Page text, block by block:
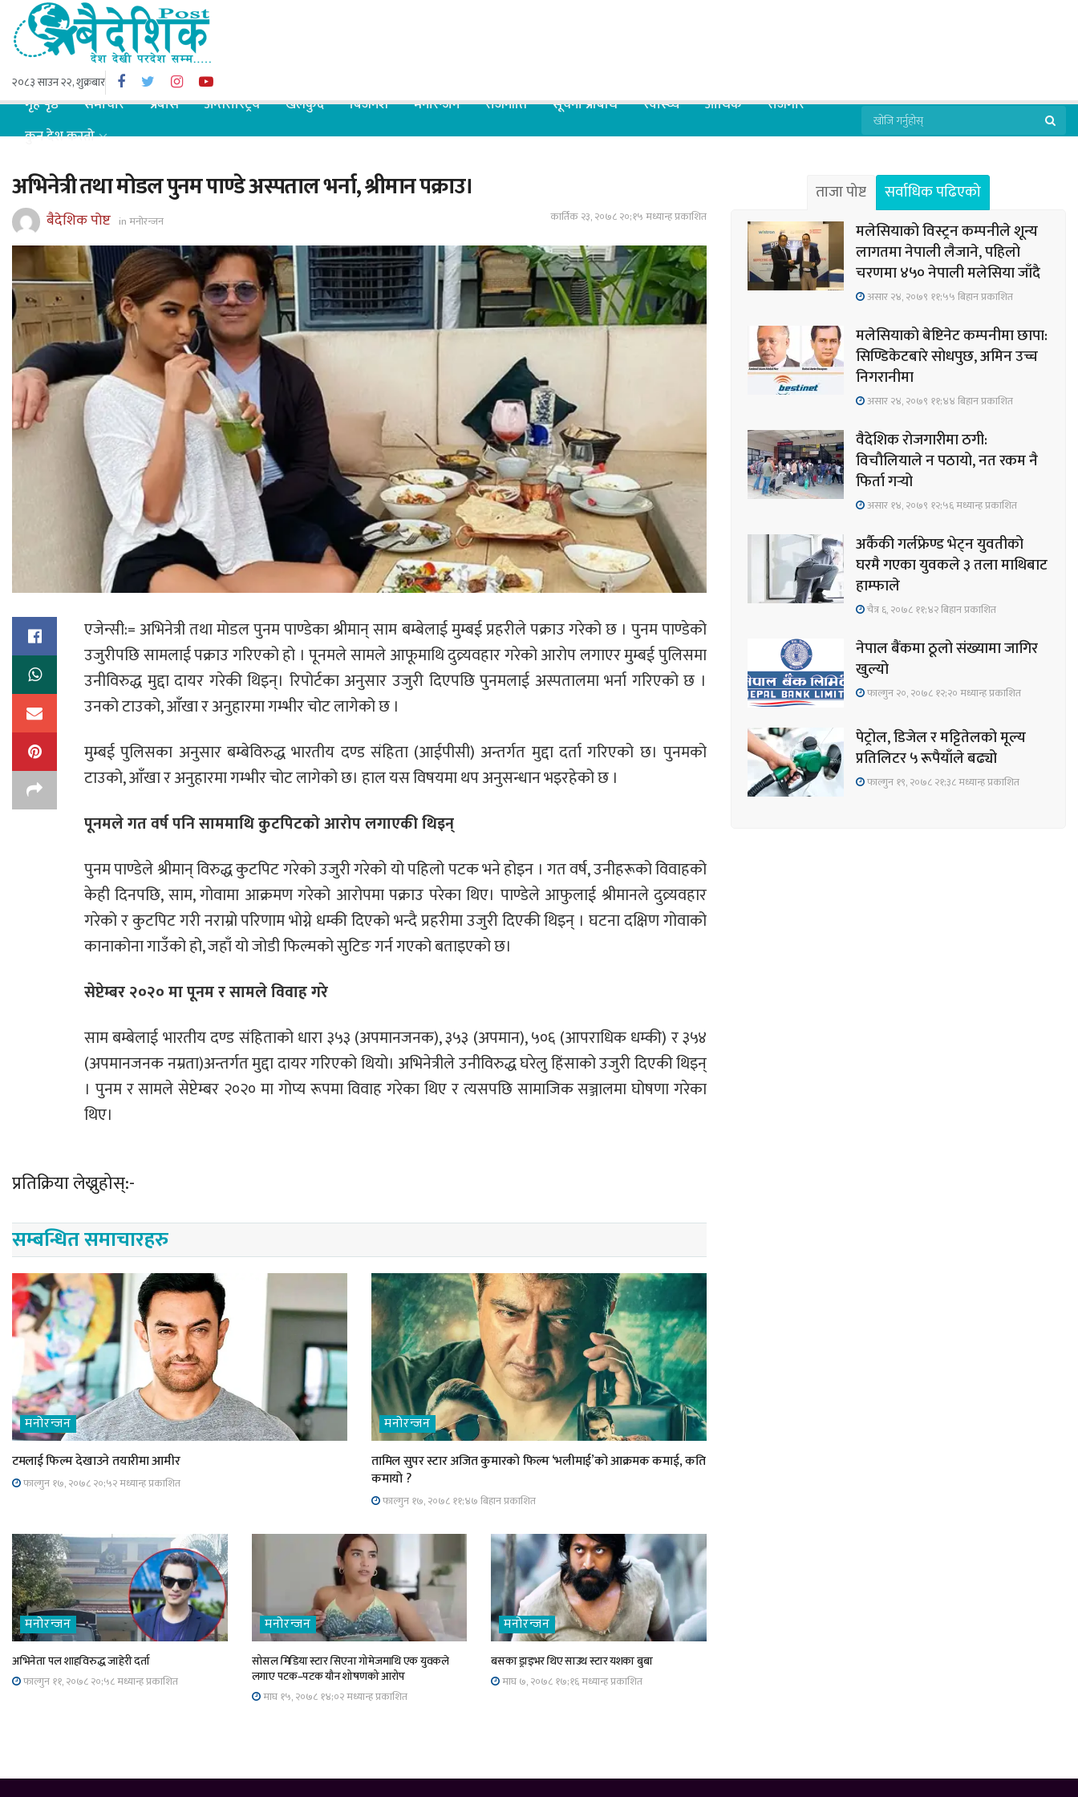
२०८३ साउन २२, शुक्रबार
गृह पृष्ठ समाचार प्रबास अन्तरास्ट्रिय खेलकुद बिजनेश मनोरन्जन राजनीति सूचना प्रबिधि स्वास्थ्य आर्थिक
रोजगार
कुन देश कस्तो
अभिनेत्री तथा मोडल पुनम पाण्डे अस्पताल भर्ना, श्रीमान पक्राउ।
बैदेशिक पोष्ट inमनोरन्जन कार्तिक २३, २०७८ २०;१५ मध्यान्ह प्रकाशित
एजेन्सी:= अभिनेत्री तथा मोडल पुनम पाण्डेका श्रीमान् साम बम्बेलाई मुम्बई प्रहरीले पक्राउ गरेको छ । पुनम पाण्डेको
उजुरीपछि सामलाई पक्राउ गरिएको हो । पूनमले सामले आफूमाथि दुव्र्यवहार गरेको आरोप लगाएर मुम्बई पुलिसमा
उनीविरुद्ध मुद्दा दायर गरेकी थिइन्। रिपोर्टका अनुसार उजुरी दिएपछि पुनमलाई अस्पतालमा भर्ना गरिएको छ ।
उनको टाउको, आँखा र अनुहारमा गम्भीर चोट लागेको छ ।
मुम्बई पुलिसका अनुसार बम्बेविरुद्ध भारतीय दण्ड संहिता (आईपीसी) अन्तर्गत मुद्दा दर्ता गरिएको छ। पुनमको
टाउको, आँखा र अनुहारमा गम्भीर चोट लागेको छ। हाल यस विषयमा थप अनुसन्धान भइरहेको छ ।
पूनमले गत वर्ष पनि साममाथि कुटपिटको आरोप लगाएकी थिइन्
पुनम पाण्डेले श्रीमान् विरुद्ध कुटपिट गरेको उजुरी गरेको यो पहिलो पटक भने होइन । गत वर्ष, उनीहरूको विवाहको
केही दिनपछि, साम, गोवामा आक्रमण गरेको आरोपमा पक्राउ परेका थिए। पाण्डेले आफुलाई श्रीमानले दुव्र्यवहार
गरेको र कुटपिट गरी नराम्रो परिणाम भोग्ने धम्की दिएको भन्दै प्रहरीमा उजुरी दिएकी थिइन् । घटना दक्षिण गोवाको
कानाकोना गाउँको हो, जहाँ यो जोडी फिल्मको सुटिङ गर्न गएको बताइएको छ।
सेप्टेम्बर २०२० मा पूनम र सामले विवाह गरे
साम बम्बेलाई भारतीय दण्ड संहिताको धारा ३५३ (अपमानजनक), ३५३ (अपमान), ५०६ (आपराधिक धम्की) र ३५४
(अपमानजनक नम्रता)अन्तर्गत मुद्दा दायर गरिएको थियो। अभिनेत्रीले उनीविरुद्ध घरेलु हिंसाको उजुरी दिएकी थिइन्
। पुनम र सामले सेप्टेम्बर २०२० मा गोप्य रूपमा विवाह गरेका थिए र त्यसपछि सामाजिक सञ्जालमा घोषणा गरेका
थिए।
प्रतिक्रिया लेख्नुहोस्:-
सम्बन्धित समाचारहरु
मनोरन्जन
टमलाई फिल्म देखाउने तयारीमा आमीर
फाल्गुन १७, २०७८ २०;५२ मध्यान्ह प्रकाशित
मनोरन्जन
तामिल सुपर स्टार अजित कुमारको फिल्म ‘भलीमाई’को आक्रमक कमाई, कति
कमायो ?
फाल्गुन १७, २०७८ ११;४७ बिहान प्रकाशित
मनोरन्जन
अभिनेता पल शाहविरुद्ध जाहेरी दर्ता
फाल्गुन ११, २०७८ २०;५८ मध्यान्ह प्रकाशित
मनोरन्जन
सोसल मिडिया स्टार सिएना गोमेजमाथि एक युवकले
लगाए पटक–पटक यौन शोषणको आरोप
माघ १५, २०७८ १४;०२ मध्यान्ह प्रकाशित
मनोरन्जन
बसका ड्राइभर थिए साउथ स्टार यशका बुबा
माघ ७, २०७८ १७;१६ मध्यान्ह प्रकाशित
ताजा पोष्ट
सर्वाधिक पढिएको
मलेसियाको विस्ट्रन कम्पनीले शून्य
लागतमा नेपाली लैजाने, पहिलो
चरणमा ४५० नेपाली मलेसिया जाँदै
असार २४, २०७९ ११;५५ बिहान प्रकाशित
मलेसियाको बेष्टिनेट कम्पनीमा छापा:
सिण्डिकेटबारे सोधपुछ, अमिन उच्च
निगरानीमा
असार २४, २०७९ ११;४४ बिहान प्रकाशित
वैदेशिक रोजगारीमा ठगी:
विचौलियाले न पठायो, नत रकम नै
फिर्ता गर्‍यो
असार १४, २०७९ १२;५६ मध्यान्ह प्रकाशित
अर्कैकी गर्लफ्रेण्ड भेट्न युवतीको
घरमै गएका युवकले ३ तला माथिबाट
हाम्फाले
चैत्र ६, २०७८ ११;४२ बिहान प्रकाशित
नेपाल बैंकमा ठूलो संख्यामा जागिर
खुल्यो
फाल्गुन २०, २०७८ १२;२० मध्यान्ह प्रकाशित
पेट्रोल, डिजेल र मट्टितेलको मूल्य
प्रतिलिटर ५ रूपैयाँले बढ्यो
फाल्गुन १९, २०७८ २१;३८ मध्यान्ह प्रकाशित